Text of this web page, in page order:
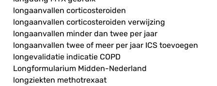
longaanvallen corticosteroiden
longaanvallen corticosteroiden verwijzing
longaanvallen minder dan twee per jaar
longaanvallen twee of meer per jaar ICS toevoegen
longevalidatie indicatie COPD
Longformularium Midden-Nederland
longziekten methotrexaat